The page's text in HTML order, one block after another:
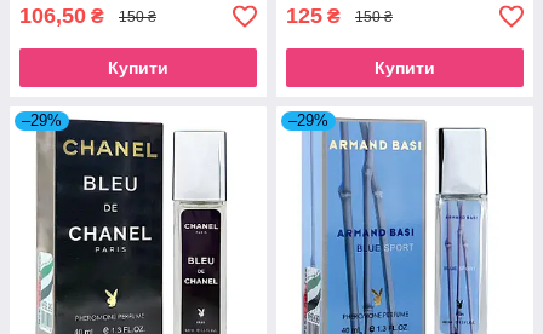
106,50 ₴ 150 ₴
Купити
125 ₴ 150 ₴
Купити
–29% –29%